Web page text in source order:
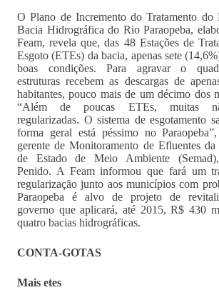
O Plano de Incremento do Tratamento do
Bacia Hidrográfica do Rio Paraopeba,
Feam, revela que, das 48 Estações de
Esgoto (ETEs) da bacia, apenas sete
boas condições. Para agravar o
estruturas recebem as descargas de
habitantes, pouco mais de um décimo dos
“Além de poucas ETEs, muitas
regularizadas. O sistema de esgotamento
forma geral está péssimo no
gerente de Monitoramento de Efluentes da
de Estado de Meio Ambiente
Penido. A Feam informou que fará um
regularização junto aos municípios com
Paraopeba é alvo de projeto de
governo que aplicará, até 2015, R$ 430
quatro bacias hidrográficas.
CONTA-GOTAS
Mais etes